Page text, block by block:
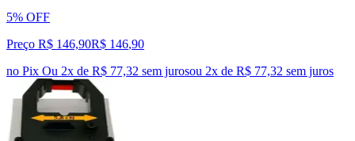
5% OFF
Preço R$ 146,90R$ 146,90
no Pix Ou 2x de R$ 77,32 sem jurosou 2x de R$ 77,32 sem juros